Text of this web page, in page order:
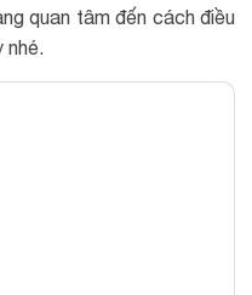
quan tâm đến cách điều
nhé.